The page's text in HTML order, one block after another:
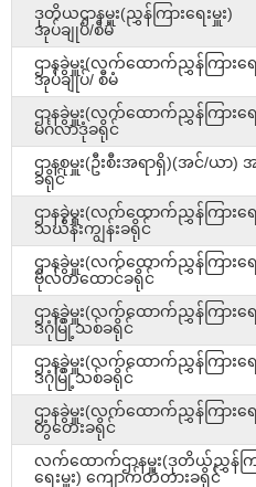
ဒုတိယဌာနမှူး(ညွှန်ကြားရေးမှူး)
အုပ်ချုပ်/စီမံ
ဌာနခွဲမှူး(လက်ထောက်ညွှန်ကြားရေ
အုပ်ချုပ်/ စီမံ
ဌာနခွဲမှူး(လက်ထောက်ညွှန်ကြားရေ
မင်္ဂလာဒုံခရိုင်
ဌာနစုမှူး(ဦးစီးအရာရှိ)(အင်/ယာ)
ခရိုင်
ဌာနခွဲမှူး(လက်ထောက်ညွှန်ကြားရေ
သင်္ဃန်းကျွန်းခရိုင်
ဌာနခွဲမှူး(လက်ထောက်ညွှန်ကြားရေ
ဗိုလ်တထောင်ခရိုင်
ဌာနခွဲမှူး(လက်ထောက်ညွှန်ကြားရေ
ဒဂုံမြို့သစ်ခရိုင်
ဌာနခွဲမှူး(လက်ထောက်ညွှန်ကြားရေ
ဒဂုံမြို့သစ်ခရိုင်
ဌာနခွဲမှူး(လက်ထောက်ညွှန်ကြားရေ
တွံတေးခရိုင်
လက်ထောက်ဌာနမှူး(ဒုတိယ်ညွှန်ကြ
ရေးမှူး) ကျောက်တံတားခရိုင်